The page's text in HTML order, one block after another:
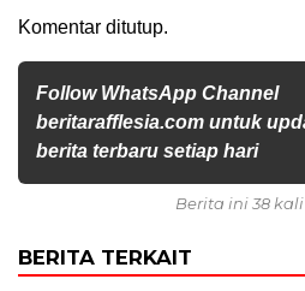
Komentar ditutup.
Follow WhatsApp Channel
beritarafflesia.com untuk
berita terbaru setiap hari
Berita ini 38
BERITA TERKAIT